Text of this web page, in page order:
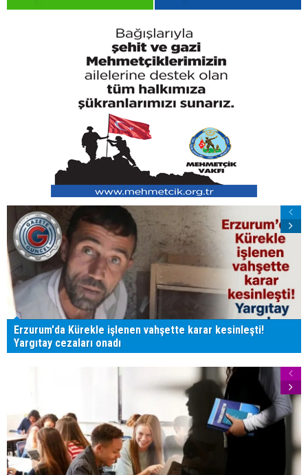
Erzurum'da Kürekle işlenen vahşette karar kesinleşti!
Yargıtay cezaları onadı